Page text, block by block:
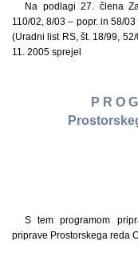
Na podlagi 27. člena
110/02, 8/03 – popr. in 58/
(Uradni list RS, št. 18/99,
11. 2005 sprejel
P R O
S tem programom
priprave Prostorskega reda